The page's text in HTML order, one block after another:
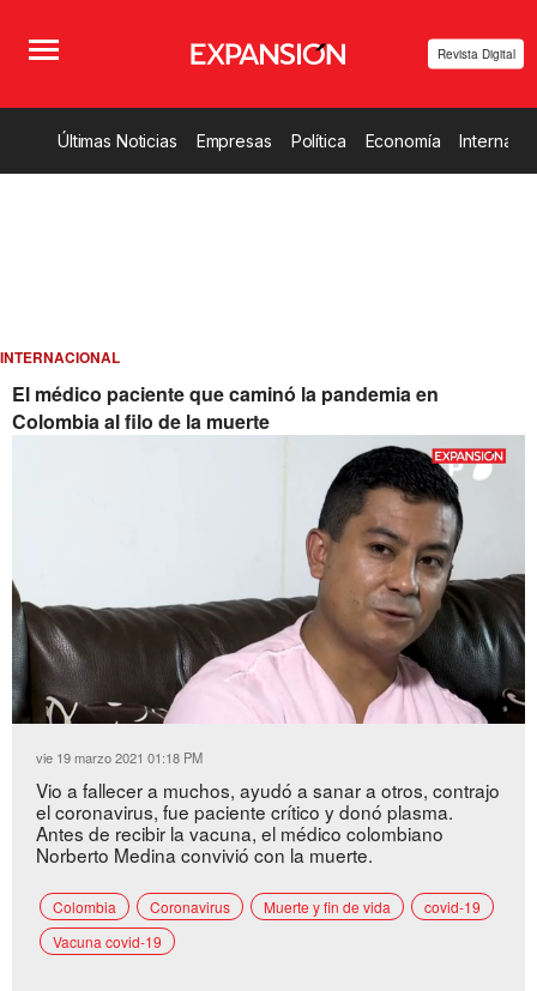
Revista Digital
Últimas Noticias Empresas Política Economía
INTERNACIONAL
El médico paciente que caminó la pandemia en
Colombia al filo de la muerte
Unmute Loaded
23.72%
vie 19 marzo 2021 01:18 PM
Vio a fallecer a muchos, ayudó a sanar a otros, contrajo
el coronavirus, fue paciente crítico y donó plasma.
Antes de recibir la vacuna, el médico colombiano
Norberto Medina convivió con la muerte.
Colombia Coronavirus Muerte y fin de vida
covid-19
Vacuna covid-19